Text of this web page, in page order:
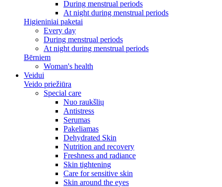
During menstrual periods
At night during menstrual periods
Higieniniai paketai
Every day
During menstrual periods
At night during menstrual periods
Bērniem
Woman's health
Veidui
Veido priežiūra
Special care
Nuo raukšlių
Antistress
Serumas
Pakeliamas
Dehydrated Skin
Nutrition and recovery
Freshness and radiance
Skin tightening
Care for sensitive skin
Skin around the eyes